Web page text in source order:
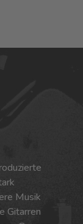
Musik
Gitarren